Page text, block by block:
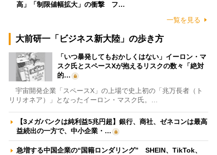
高」「制限値幅拡大」の衝撃 フ…
一覧を見る
大前研一「ビジネス新大陸」の歩き方
「いつ暴発してもおかしくはない」イーロン・マ
スク氏とスペースXが抱えるリスクの数々「絶対
的…
宇宙開発企業「スペースX」の上場で史上初の「兆万長者（ト
リリオネア）」となったイーロン・マスク氏。…
【3メガバンクは純利益5兆円超】銀行、商社、ゼネコンは最高
益続出の一方で、中小企業・…
急増する中国企業の“国籍ロンダリング” SHEIN、TikTok、